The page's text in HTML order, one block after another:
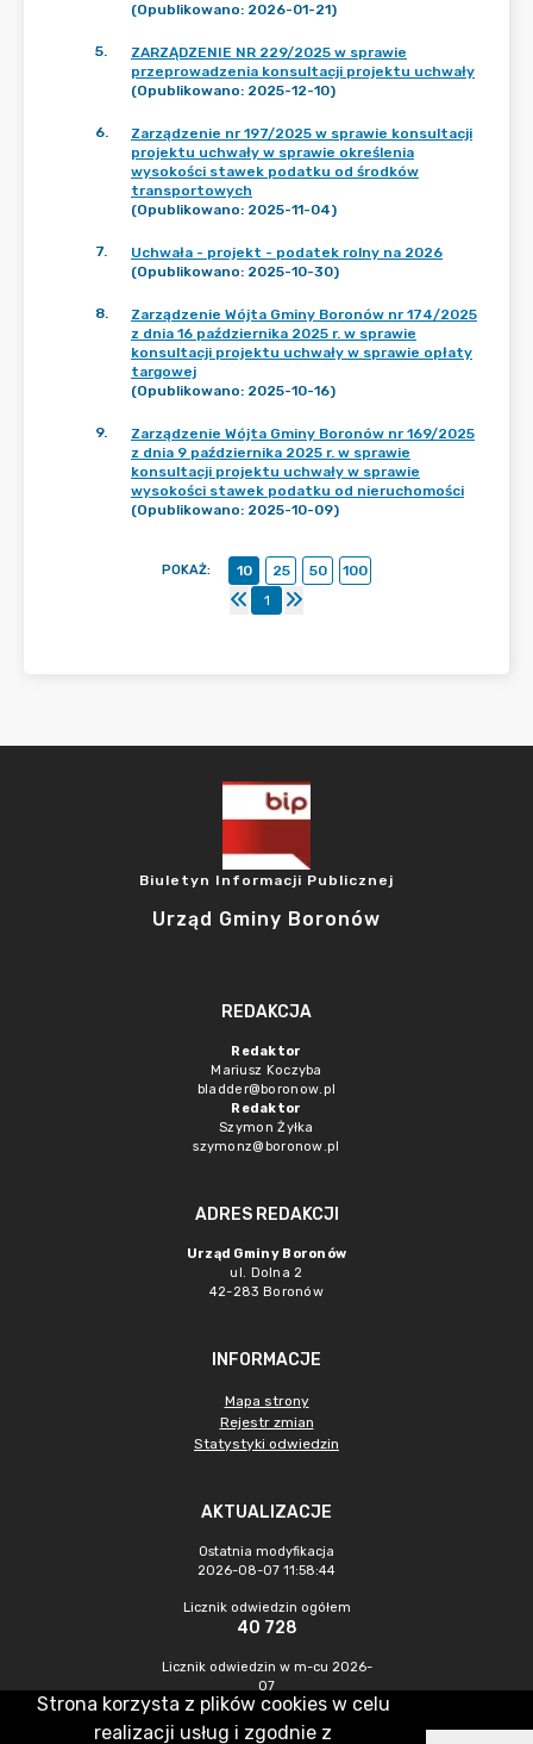
(Opublikowano: 2026-01-21)
5.
ZARZĄDZENIE NR 229/2025 w sprawie
przeprowadzenia konsultacji projektu uchwały
(Opublikowano: 2025-12-10)
6.
Zarządzenie nr 197/2025 w sprawie konsultacji
projektu uchwały w sprawie określenia
wysokości stawek podatku od środków
transportowych
(Opublikowano: 2025-11-04)
7.
Uchwała - projekt - podatek rolny na 2026
(Opublikowano: 2025-10-30)
8.
Zarządzenie Wójta Gminy Boronów nr 174/2025
z dnia 16 października 2025 r. w sprawie
konsultacji projektu uchwały w sprawie opłaty
targowej
(Opublikowano: 2025-10-16)
9.
Zarządzenie Wójta Gminy Boronów nr 169/2025
z dnia 9 października 2025 r. w sprawie
konsultacji projektu uchwały w sprawie
wysokości stawek podatku od nieruchomości
(Opublikowano: 2025-10-09)
POKAŻ: 10 25 50
100
1
Biuletyn Informacji Publicznej
Urząd Gminy Boronów
REDAKCJA
Redaktor
Mariusz Koczyba
bladder@boronow.pl
Redaktor
Szymon Żyłka
szymonz@boronow.pl
ADRES REDAKCJI
Urząd Gminy Boronów
ul. Dolna 2
42-283 Boronów
INFORMACJE
Mapa strony
Rejestr zmian
Statystyki odwiedzin
AKTUALIZACJE
Ostatnia modyfikacja
2026-08-07 11:58:44
Licznik odwiedzin ogółem
40 728
Licznik odwiedzin w m-cu 2026-
07
365
Strona korzysta z plików cookies w celu
realizacji usług i zgodnie z